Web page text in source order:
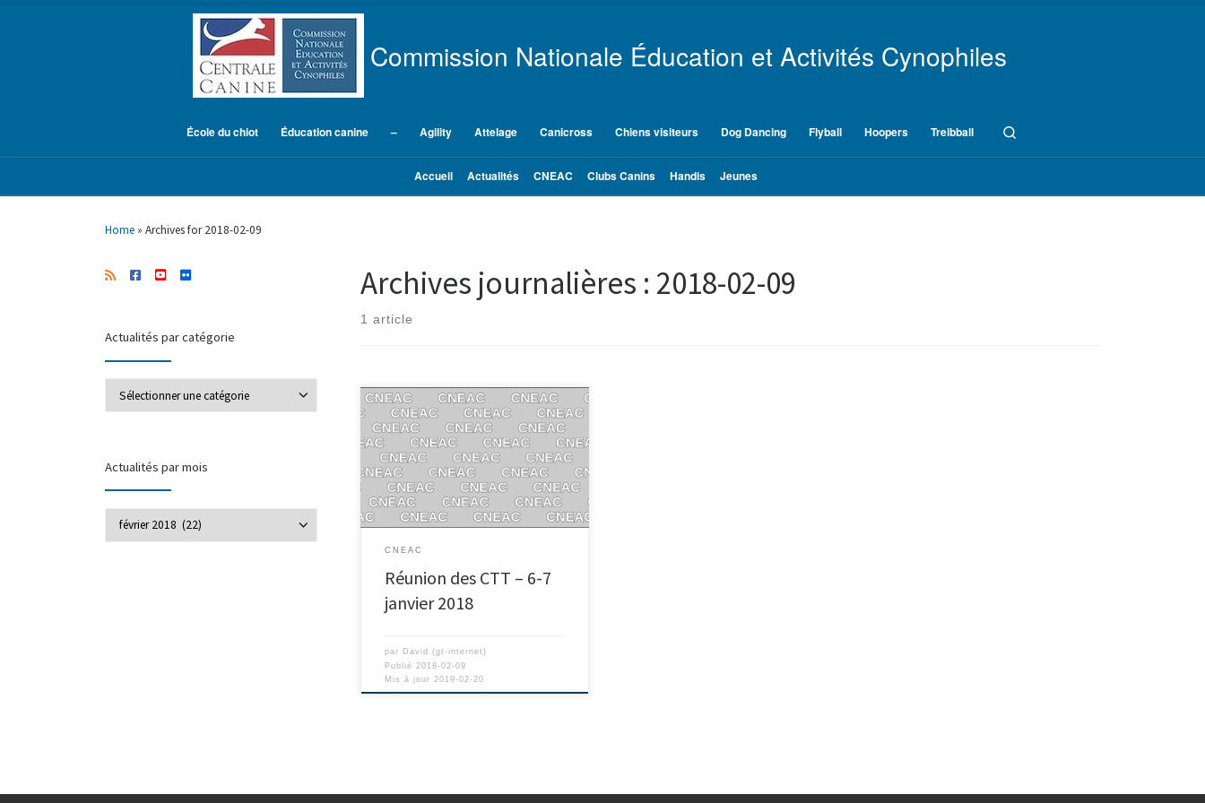
Accueil Actualités CNEAC Clubs Canins Handis Jeunes
Commission Nationale Éducation et Activités Cynophiles
École du chiot Éducation canine – Agility Attelage Canicross Chiens visiteurs Dog Dancing Flyball Hoopers Treibball
Home » Archives for 2018-02-09
Archives journalières : 2018-02-09
1 article
CNEAC
Réunion des CTT – 6-7
janvier 2018
par David (gt-internet)
Publié 2018-02-09
Mis à jour 2019-02-20
Actualités par catégorie
Actualités par mois